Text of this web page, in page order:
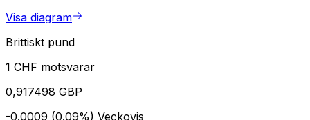
Visa diagram
Brittiskt pund
1 CHF motsvarar
0,917498 GBP
-0.0009 (0.09%) Veckovis